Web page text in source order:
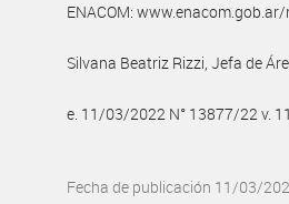
ENACOM:
Silvana Beatriz Rizzi, Jefa de
e. 11/03/2022 N° 13877/22 v.
Fecha de publicación 11/03/